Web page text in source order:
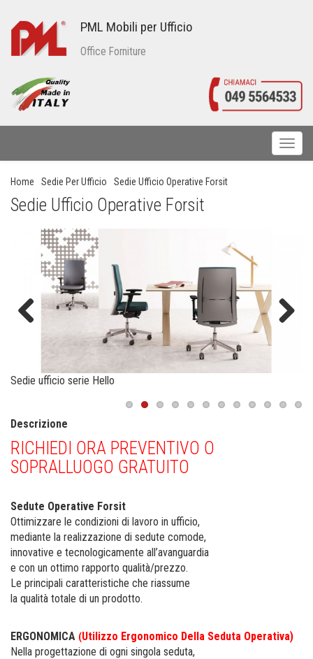
PML Mobili per Ufficio
Office Forniture
Home Sedie Per Ufficio Sedie Ufficio Operative Forsit
Sedie Ufficio Operative Forsit
Sedie ufficio serie Hello
Descrizione
RICHIEDI ORA PREVENTIVO O
SOPRALLUOGO GRATUITO
Sedute Operative Forsit
Ottimizzare le condizioni di lavoro in ufficio,
mediante la realizzazione di sedute comode,
innovative e tecnologicamente all’avanguardia
e con un ottimo rapporto qualità/prezzo.
Le principali caratteristiche che riassume
la qualità totale di un prodotto.
ERGONOMICA (Utilizzo Ergonomico Della Seduta Operativa)
Nella progettazione di ogni singola seduta,